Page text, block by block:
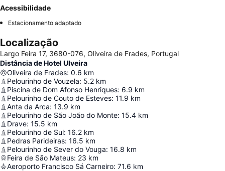
Acessibilidade
Estacionamento adaptado
Localização
Largo Feira 17, 3680-076, Oliveira de Frades, Portugal
Distância de Hotel Ulveira
Oliveira de Frades: 0.6 km
Pelourinho de Vouzela: 5.2 km
Piscina de Dom Afonso Henriques: 6.9 km
Pelourinho de Couto de Esteves: 11.9 km
Anta da Arca: 13.9 km
Pelourinho de São João do Monte: 15.4 km
Drave: 15.5 km
Pelourinho de Sul: 16.2 km
Pedras Parideiras: 16.5 km
Pelourinho de Sever do Vouga: 16.8 km
Feira de São Mateus: 23 km
Aeroporto Francisco Sá Carneiro: 71.6 km